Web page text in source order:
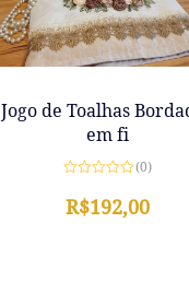
Jogo de Toalhas
em fi
0
de
(0)
R$192,00